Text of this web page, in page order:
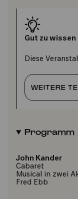
Gut zu wissen
Diese
WEITERE
Programm
John Kander
Cabaret
Musical in zwei
Fred Ebb